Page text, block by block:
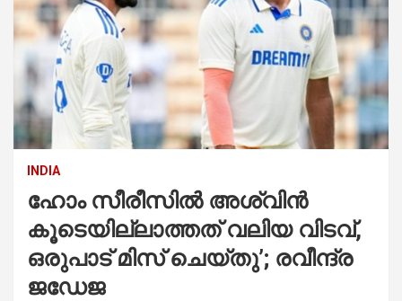
INDIA
ഹോം സീരീസിൽ അശ്വിൻ
കൂടെയില്ലാത്തത് വലിയ വിടവ്,
ഒരുപാട് മിസ് ചെയ്തു’; രവീന്ദ്ര
ജഡേജ